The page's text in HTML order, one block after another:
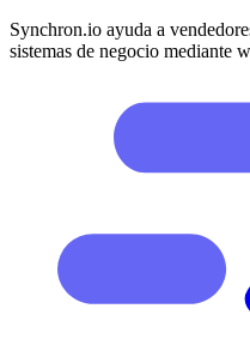
Synchron.io ayuda a
sistemas de negocio mediante